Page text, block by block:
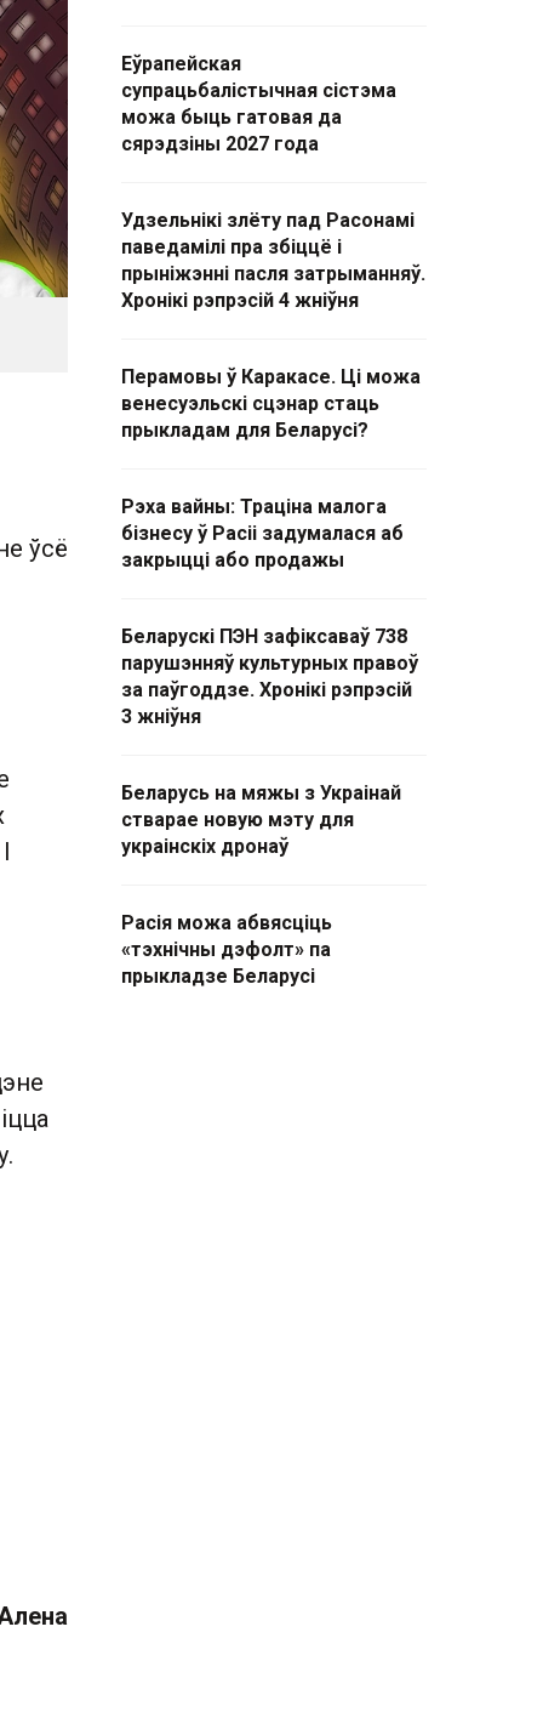
ўсё
Еўрапейская
супрацьбалістычная сістэма
можа быць гатовая да
сярэдзіны 2027 года
Удзельнікі злёту пад Расонамі
паведамілі пра збіццё і
прыніжэнні пасля затрыманняў.
Хронікі рэпрэсій 4 жніўня
Перамовы ў Каракасе. Ці можа
венесуэльскі сцэнар стаць
прыкладам для Беларусі?
Рэха вайны: Траціна малога
бізнесу ў Расіі задумалася аб
закрыцці або продажы
Беларускі ПЭН зафіксаваў 738
парушэнняў культурных правоў
за паўгоддзе. Хронікі рэпрэсій
3 жніўня
Беларусь на мяжы з Украінай
стварае новую мэту для
украінскіх дронаў
Расія можа абвясціць
«тэхнічны дэфолт» па
прыкладзе Беларусі